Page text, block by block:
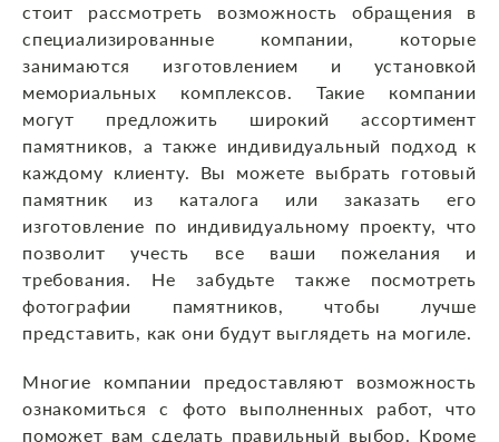
стоит рассмотреть возможность обращения в
специализированные компании, которые
занимаются изготовлением и установкой
мемориальных комплексов. Такие компании
могут предложить широкий ассортимент
памятников, а также индивидуальный подход к
каждому клиенту. Вы можете выбрать готовый
памятник из каталога или заказать его
изготовление по индивидуальному проекту, что
позволит учесть все ваши пожелания и
требования. Не забудьте также посмотреть
фотографии памятников, чтобы лучше
представить, как они будут выглядеть на могиле.
Многие компании предоставляют возможность
ознакомиться с фото выполненных работ, что
поможет вам сделать правильный выбор. Кроме